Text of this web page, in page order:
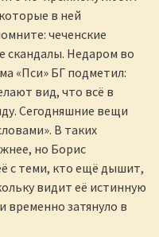
в ней
чеченские
скандалы. Недаром во
«Пси» БГ подметил:
вид, что всё в
Сегодняшние вещи
В таких
но Борис
с теми, кто ещё дышит,
видит её истинную
временно затянуло в